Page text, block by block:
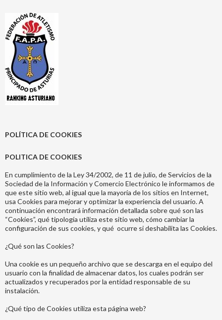
POLÍTICA DE COOKIES
POLITICA DE COOKIES
En cumplimiento de la Ley 34/2002, de 11 de julio, de Servicios de la
Sociedad de la Información y Comercio Electrónico le informamos de
que este sitio web, al igual que la mayoría de los sitios en Internet,
usa Cookies para mejorar y optimizar la experiencia del usuario. A
continuación encontrará información detallada sobre qué son las
“Cookies”, qué tipología utiliza este sitio web, cómo cambiar la
configuración de sus cookies, y qué ocurre si deshabilita las Cookies.
¿Qué son las Cookies?
Una cookie es un pequeño archivo que se descarga en el equipo del
usuario con la finalidad de almacenar datos, los cuales podrán ser
actualizados y recuperados por la entidad responsable de su
instalación.
¿Qué tipo de Cookies utiliza esta página web?